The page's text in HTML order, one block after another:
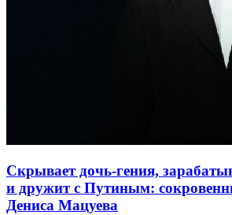
Скрывает дочь-гения,
и дружит с Путиным:
Дениса Мацуева